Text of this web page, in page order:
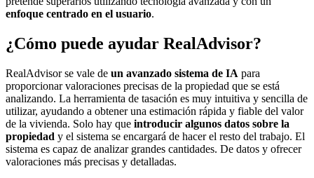
enfoque centrado en el usuario.
¿Cómo puede ayudar RealAdvisor?
RealAdvisor se vale de un avanzado sistema de IA para
proporcionar valoraciones precisas de la propiedad que se está
analizando. La herramienta de tasación es muy intuitiva y sencilla de
utilizar, ayudando a obtener una estimación rápida y fiable del valor
de la vivienda. Solo hay que introducir algunos datos sobre la
propiedad y el sistema se encargará de hacer el resto del trabajo. El
sistema es capaz de analizar grandes cantidades. De datos y ofrecer
valoraciones más precisas y detalladas.